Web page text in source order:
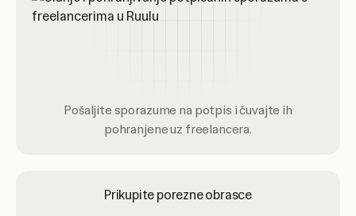
Pošaljite sporazume na potpis i čuvajte ih
pohranjene uz freelancera.
Prikupite porezne obrasce